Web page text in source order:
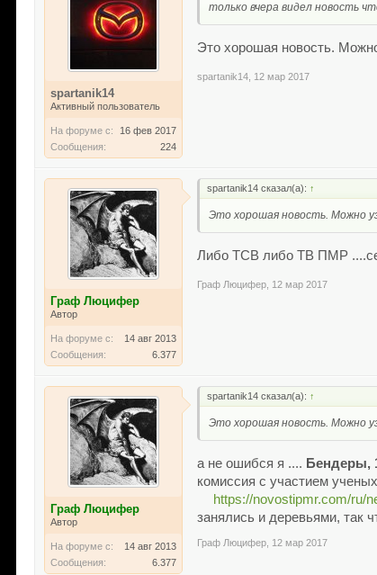
spartanik14
Активный пользователь
На форуме с:
16 фев 2017
Сообщения:
224
только вчера видел новость
Это хорошая новость.
spartanik14 12 мар 2017
Граф Люцифер
Автор
На форуме с:
14 авг 2013
Сообщения:
6.377
spartanik14 сказал(а): ↑
Это хорошая новость. Можно
Либо ТСВ либо ТВ ПМР
Граф Люцифер 12 мар 2017
Граф Люцифер
Автор
На форуме с:
14 авг 2013
Сообщения:
6.377
spartanik14 сказал(а): ↑
Это хорошая новость. Можно
а не ошибся я .... Бендеры,
комиссия с участием
https://novostipmr.com/ru/
занялись и деревьями, так
Граф Люцифер 12 мар 2017